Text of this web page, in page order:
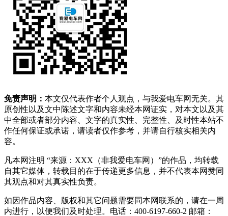
免责声明： 本文仅代表作者个人观点，与我爱电车网无关。其
原创性以及文中陈述文字和内容未经本网证实，对本文以及其
中全部或者部分内容、文字的真实性、完整性、及时性本站不
作任何保证或承诺，请读者仅作参考，并请自行核实相关内
容。
凡本网注明 “来源：XXX（非我爱电车网）”的作品，均转载
自其它媒体，转载目的在于传递更多信息，并不代表本网赞同
其观点和对其真实性负责。
如因作品内容、版权和其它问题需要同本网联系的，请在一周
内进行，以便我们及时处理。电话：400-6197-660-2 邮箱：